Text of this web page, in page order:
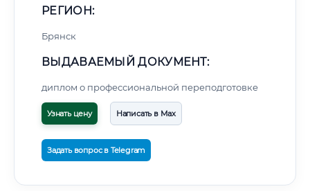
РЕГИОН:
Брянск
ВЫДАВАЕМЫЙ ДОКУМЕНТ:
диплом о профессиональной переподготовке
Узнать цену Написать в Max
Задать вопрос в Telegram